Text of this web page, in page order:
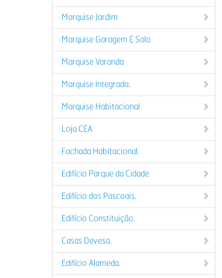
Marquise Jardim
Marquise Garagem & Sala
Marquise Varanda
Marquise Integrada.
Marquise Habitacional
Loja C&A
Fachada Habitacional.
Edifício Parque da Cidade
Edifício dos Pascoais.
Edifício Constituição.
Casas Devesa.
Edifício Alameda.